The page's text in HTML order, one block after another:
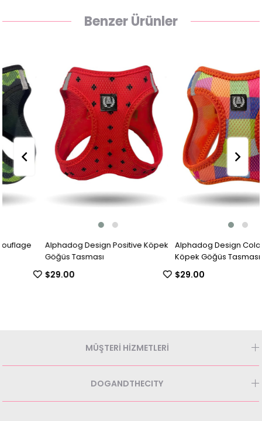
Benzer Ürünler
Alphadog Design Positive Köpek
Göğüs Tasması
$29.00
Alphadog Design Colorbox
Köpek Göğüs Tasması
$29.00
MÜŞTERİ HİZMETLERİ
DOGANDTHECITY